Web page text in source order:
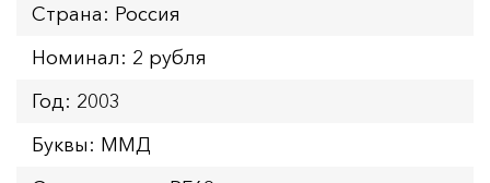
Страна: Россия
Номинал: 2 рубля
Год: 2003
Буквы: ММД